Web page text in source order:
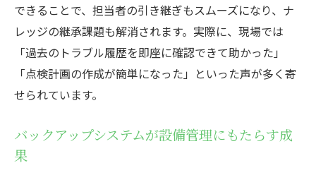
できることで、担当者の引き継ぎもスムーズになり、ナ
レッジの継承課題も解消されます。実際に、現場では
「過去のトラブル履歴を即座に確認できて助かった」
「点検計画の作成が簡単になった」といった声が多く寄
せられています。
バックアップシステムが設備管理にもたらす成
果